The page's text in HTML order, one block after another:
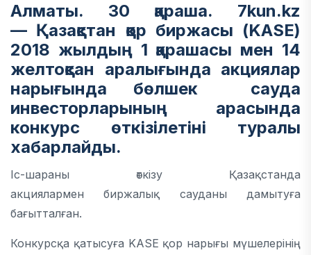
Алматы. 30 қараша. 7kun.kz
— Қазақстан қор биржасы (KASE)
2018 жылдың 1 қарашасы мен 14
желтоқсан аралығында акциялар
нарығында бөлшек сауда
инвесторларының арасында
конкурс өткізілетіні туралы
хабарлайды.
Іс-шараны өткізу Қазақстанда
акциялармен биржалық сауданы дамытуға
бағытталған.
Конкурсқа қатысуға KASE қор нарығы мүшелерінің